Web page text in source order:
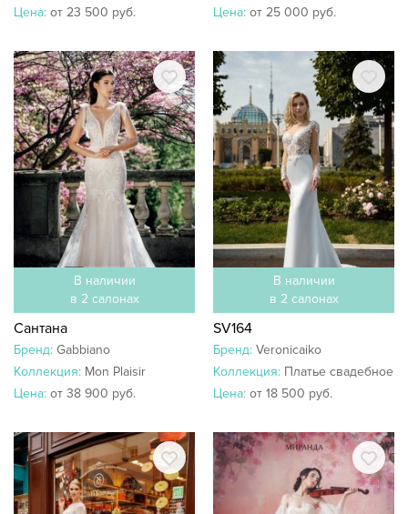
Цена: от 23 500 руб.
Цена: от 25 000 руб.
В наличии
в 2 салонах
Сантана
Бренд: Gabbiano
Коллекция: Mon Plaisir
Цена: от 38 900 руб.
В наличии
в 2 салонах
SV164
Бренд: Veronicaiko
Коллекция: Платье свадебное
Цена: от 18 500 руб.